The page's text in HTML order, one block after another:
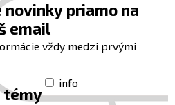
priamo na
email
vždy medzi prvými
témy
info